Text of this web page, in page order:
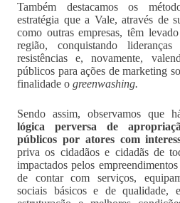
Também destacamos os
estratégia que a Vale, através de
como outras empresas, têm
região, conquistando
resistências e, novamente,
públicos para ações de marketing
finalidade o greenwashing.
Sendo assim, observamos que
lógica perversa de
públicos por atores com
priva os cidadãos e cidadãs de
impactados pelos
de contar com serviços,
sociais básicos e de qualidade,